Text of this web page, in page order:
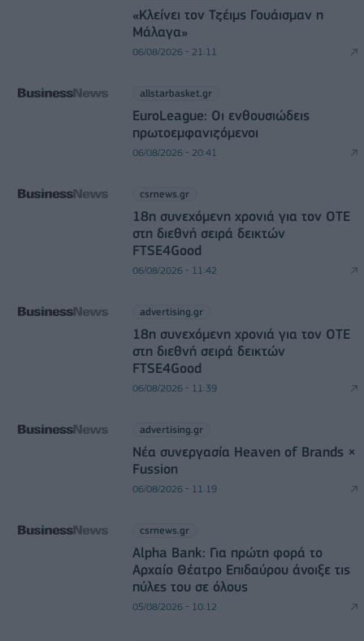
«Κλείνει τον Τζέιμς Γουάισμαν η
Μάλαγα»
06/08/2026 - 21:11
allstarbasket.gr
EuroLeague: Οι ενθουσιώδεις
πρωτοεμφανιζόμενοι
06/08/2026 - 20:41
csrnews.gr
18η συνεχόμενη χρονιά για τον ΟΤΕ
στη διεθνή σειρά δεικτών
FTSE4Good
06/08/2026 - 11:42
advertising.gr
18η συνεχόμενη χρονιά για τον ΟΤΕ
στη διεθνή σειρά δεικτών
FTSE4Good
06/08/2026 - 11:39
advertising.gr
Νέα συνεργασία Heaven of Brands ×
Fussion
06/08/2026 - 11:19
csrnews.gr
Alpha Bank: Για πρώτη φορά το
Αρχαίο Θέατρο Επιδαύρου άνοιξε τις
πύλες του σε όλους
05/08/2026 - 10:12